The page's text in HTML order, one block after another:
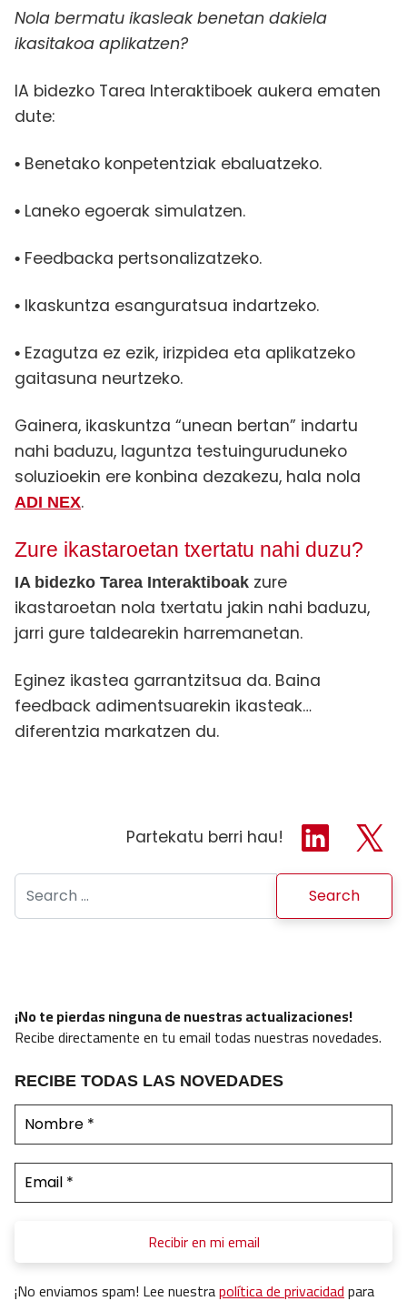
Nola bermatu ikasleak benetan dakiela
ikasitakoa aplikatzen?
IA bidezko Tarea Interaktiboek aukera ematen
dute:
• Benetako konpetentziak ebaluatzeko.
• Laneko egoerak simulatzen.
• Feedbacka pertsonalizatzeko.
• Ikaskuntza esanguratsua indartzeko.
• Ezagutza ez ezik, irizpidea eta aplikatzeko
gaitasuna neurtzeko.
Gainera, ikaskuntza “unean bertan” indartu
nahi baduzu, laguntza testuinguruduneko
soluzioekin ere konbina dezakezu, hala nola
ADI NEX.
Zure ikastaroetan txertatu nahi duzu?
IA bidezko Tarea Interaktiboak zure
ikastaroetan nola txertatu jakin nahi baduzu,
jarri gure taldearekin harremanetan.
Eginez ikastea garrantzitsua da. Baina
feedback adimentsuarekin ikasteak…
diferentzia markatzen du.
Partekatu berri hau!
Search for:
¡No te pierdas ninguna de nuestras actualizaciones!
Recibe directamente en tu email todas nuestras novedades.
RECIBE TODAS LAS NOVEDADES
¡No enviamos spam! Lee nuestrapolítica de privacidadpara